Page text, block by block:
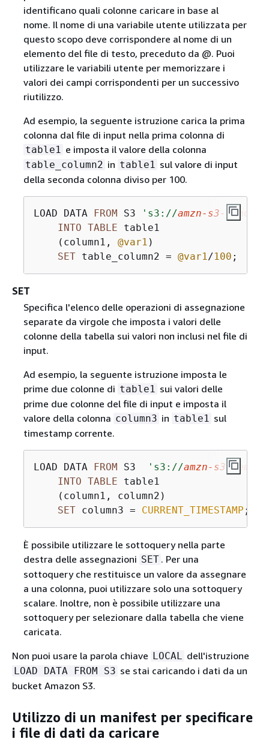
identificano quali colonne caricare in base al
nome. Il nome di una variabile utente utilizzata per
questo scopo deve corrispondere al nome di un
elemento del file di testo, preceduto da @. Puoi
utilizzare le variabili utente per memorizzare i
valori dei campi corrispondenti per un successivo
riutilizzo.
Ad esempio, la seguente istruzione carica la prima
colonna dal file di input nella prima colonna di
table1 e imposta il valore della colonna
table_column2 in table1 sul valore di input
della seconda colonna diviso per 100.
LOAD DATA FROM S3 's3://amzn-s3-demo-
INTO TABLE table1
    (column1,
@var1 )
SET table_column2 = @var1/100 ;
SET
Specifica l'elenco delle operazioni di assegnazione
separate da virgole che imposta i valori delle
colonne della tabella sui valori non inclusi nel file di
input.
Ad esempio, la seguente istruzione imposta le
prime due colonne di table1 sui valori delle
prime due colonne del file di input e imposta il
valore della colonna column3 in table1 sul
timestamp corrente.
LOAD DATA FROM S3 's3://amzn-s3-demo-
INTO TABLE table1
    (column1, column2)
SET column3 = CURRENT_TIMESTAMP ;
È possibile utilizzare le sottoquery nella parte
destra delle assegnazioni SET . Per una
sottoquery che restituisce un valore da assegnare
a una colonna, puoi utilizzare solo una sottoquery
scalare. Inoltre, non è possibile utilizzare una
sottoquery per selezionare dalla tabella che viene
caricata.
Non puoi usare la parola chiave LOCAL dell'istruzione
LOAD DATA FROM S3 se stai caricando i dati da un
bucket Amazon S3.
Utilizzo di un manifest per specificare
i file di dati da caricare